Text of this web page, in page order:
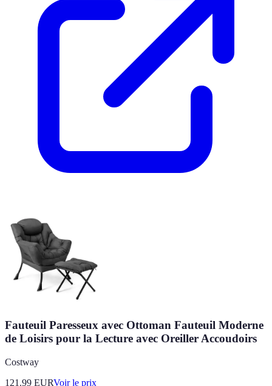
Fauteuil Paresseux avec Ottoman Fauteuil Moderne
de Loisirs pour la Lecture avec Oreiller Accoudoirs
Costway
121.99 EURVoir le prix